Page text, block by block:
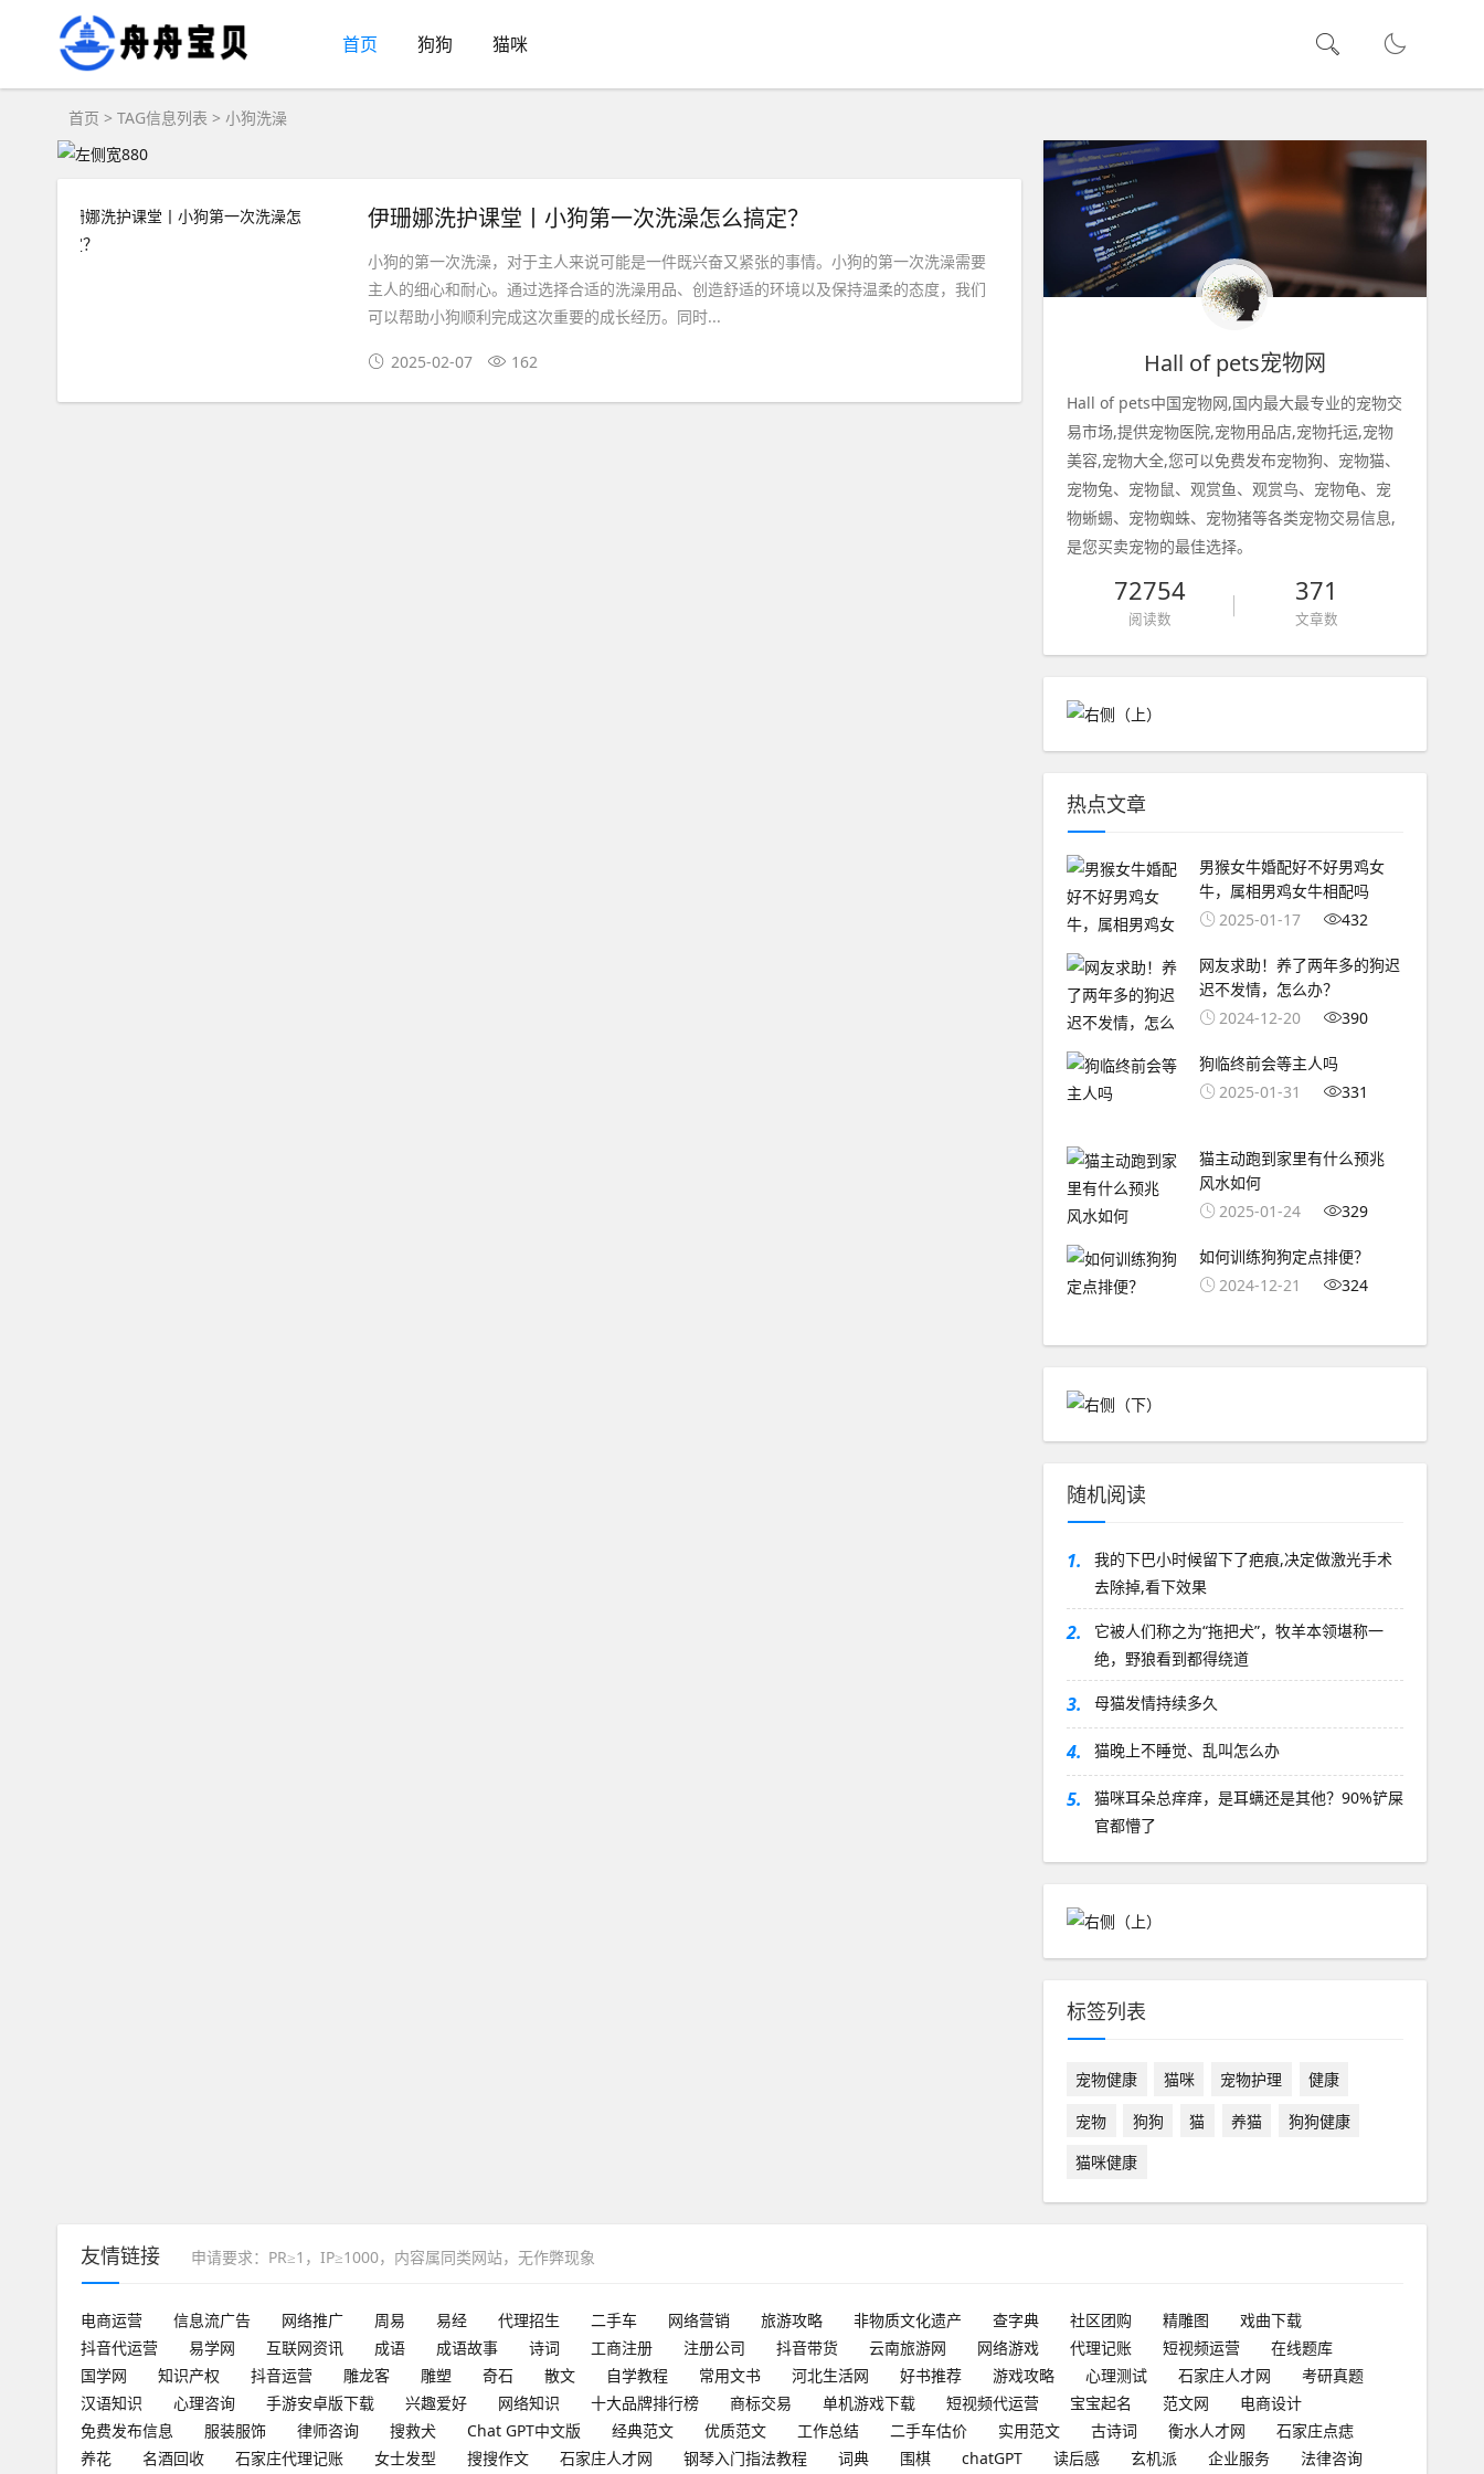
首页 狗狗 猫咪
首页 > TAG信息列表 > 小狗洗澡
伊珊娜洗护课堂丨小狗第一次洗澡怎么搞定？
小狗的第一次洗澡，对于主人来说可能是一件既兴奋又紧张的事情。小狗的第一次洗澡需要
主人的细心和耐心。通过选择合适的洗澡用品、创造舒适的环境以及保持温柔的态度，我们
可以帮助小狗顺利完成这次重要的成长经历。同时...
2025-02-07 162 Hall of pets宠物网
Hall of pets中国宠物网,国内最大最专业的宠物交
易市场,提供宠物医院,宠物用品店,宠物托运,宠物
美容,宠物大全,您可以免费发布宠物狗、宠物猫、
宠物兔、宠物鼠、观赏鱼、观赏鸟、宠物龟、宠
物蜥蜴、宠物蜘蛛、宠物猪等各类宠物交易信息,
是您买卖宠物的最佳选择。
72754
阅读数
371
文章数
热点文章
男猴女牛婚配好不好男鸡女
牛，属相男鸡女牛相配吗
2025-01-17
432
网友求助！养了两年多的狗迟
迟不发情，怎么办？
2024-12-20
390
狗临终前会等主人吗
2025-01-31
331
猫主动跑到家里有什么预兆
风水如何
2025-01-24
329
如何训练狗狗定点排便？
2024-12-21
324
随机阅读
1.
我的下巴小时候留下了疤痕,决定做激光手术
去除掉,看下效果
2.
它被人们称之为“拖把犬”，牧羊本领堪称一
绝，野狼看到都得绕道
3. 母猫发情持续多久
4. 猫晚上不睡觉、乱叫怎么办
5.
猫咪耳朵总痒痒，是耳螨还是其他？90%铲屎
官都懵了
标签列表
宠物健康 猫咪 宠物护理
健康
宠物
狗狗 猫 养猫
狗狗健康
猫咪健康
友情链接 申请要求：PR≥1，IP≥1000，内容属同类网站，无作弊现象
电商运营 信息流广告 网络推广 周易 易经 代理招生 二手车 网络营销 旅游攻略 非物质文化遗产 查字典 社区团购 精雕图
戏曲下载
抖音代运营
易学网 互联网资讯 成语 成语故事 诗词 工商注册 注册公司 抖音带货 云南旅游网 网络游戏 代理记账 短视频运营
在线题库
国学网
知识产权 抖音运营 雕龙客 雕塑 奇石 散文 自学教程 常用文书 河北生活网 好书推荐 游戏攻略 心理测试 石家庄人才网
考研真题
汉语知识
心理咨询 手游安卓版下载 兴趣爱好 网络知识 十大品牌排行榜 商标交易 单机游戏下载 短视频代运营 宝宝起名 范文网
电商设计
免费发布信息
服装服饰 律师咨询 搜救犬 Chat GPT中文版 经典范文 优质范文 工作总结 二手车估价 实用范文 古诗词 衡水人才网
石家庄点痣
养花
名酒回收 石家庄代理记账 女士发型 搜搜作文 石家庄人才网 钢琴入门指法教程 词典 围棋 chatGPT 读后感 玄机派 企业服务 法律咨询